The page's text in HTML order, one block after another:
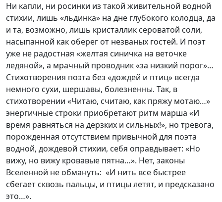
Ни капли, ни росинки из такой живительной водной
стихии, лишь «льдинка» на дне глубокого колодца, да
и та, возможно, лишь кристаллик сероватой соли,
насыпанной как оберег от незваных гостей. И поэт
уже не радостная «желтая синичка на веточке
ледяной», а мрачный проводник «за низкий порог»…
Стихотворения поэта без «дождей и птиц» всегда
немного сухи, шершавы, болезненны. Так, в
стихотворении «Читаю, считаю, как пряжу мотаю…»
энергичные строки приобретают ритм марша «И
время равняться на дерзких и сильных!», но тревога,
порожденная отсутствием привычной для поэта
водной, дождевой стихии, себя оправдывает: «Но
вижу, но вижу кровавые пятна…». Нет, законы
Вселенной не обмануть: «И нить все быстрее
сбегает сквозь пальцы, и птицы летят, и предсказано
это…».